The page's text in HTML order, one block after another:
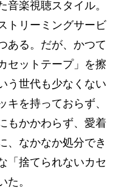
楽視聴スタイル。
トリーミングサービ
ある。だが、かつて
セットテープ」を擦
う世代も少なくない
キを持っておらず、
もかかわらず、愛着
、なかなか処分でき
「捨てられないカセ
た。